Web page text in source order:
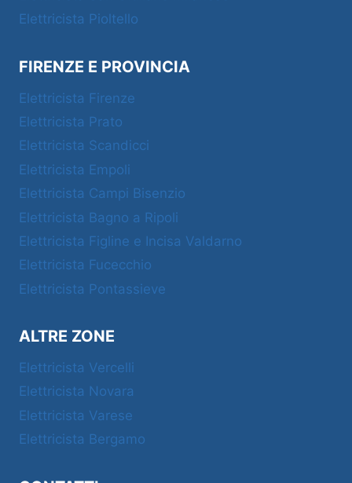
Elettricista Pioltello
FIRENZE E PROVINCIA
Elettricista Firenze
Elettricista Prato
Elettricista Scandicci
Elettricista Empoli
Elettricista Campi Bisenzio
Elettricista Bagno a Ripoli
Elettricista Figline e Incisa Valdarno
Elettricista Fucecchio
Elettricista Pontassieve
ALTRE ZONE
Elettricista Vercelli
Elettricista Novara
Elettricista Varese
Elettricista Bergamo